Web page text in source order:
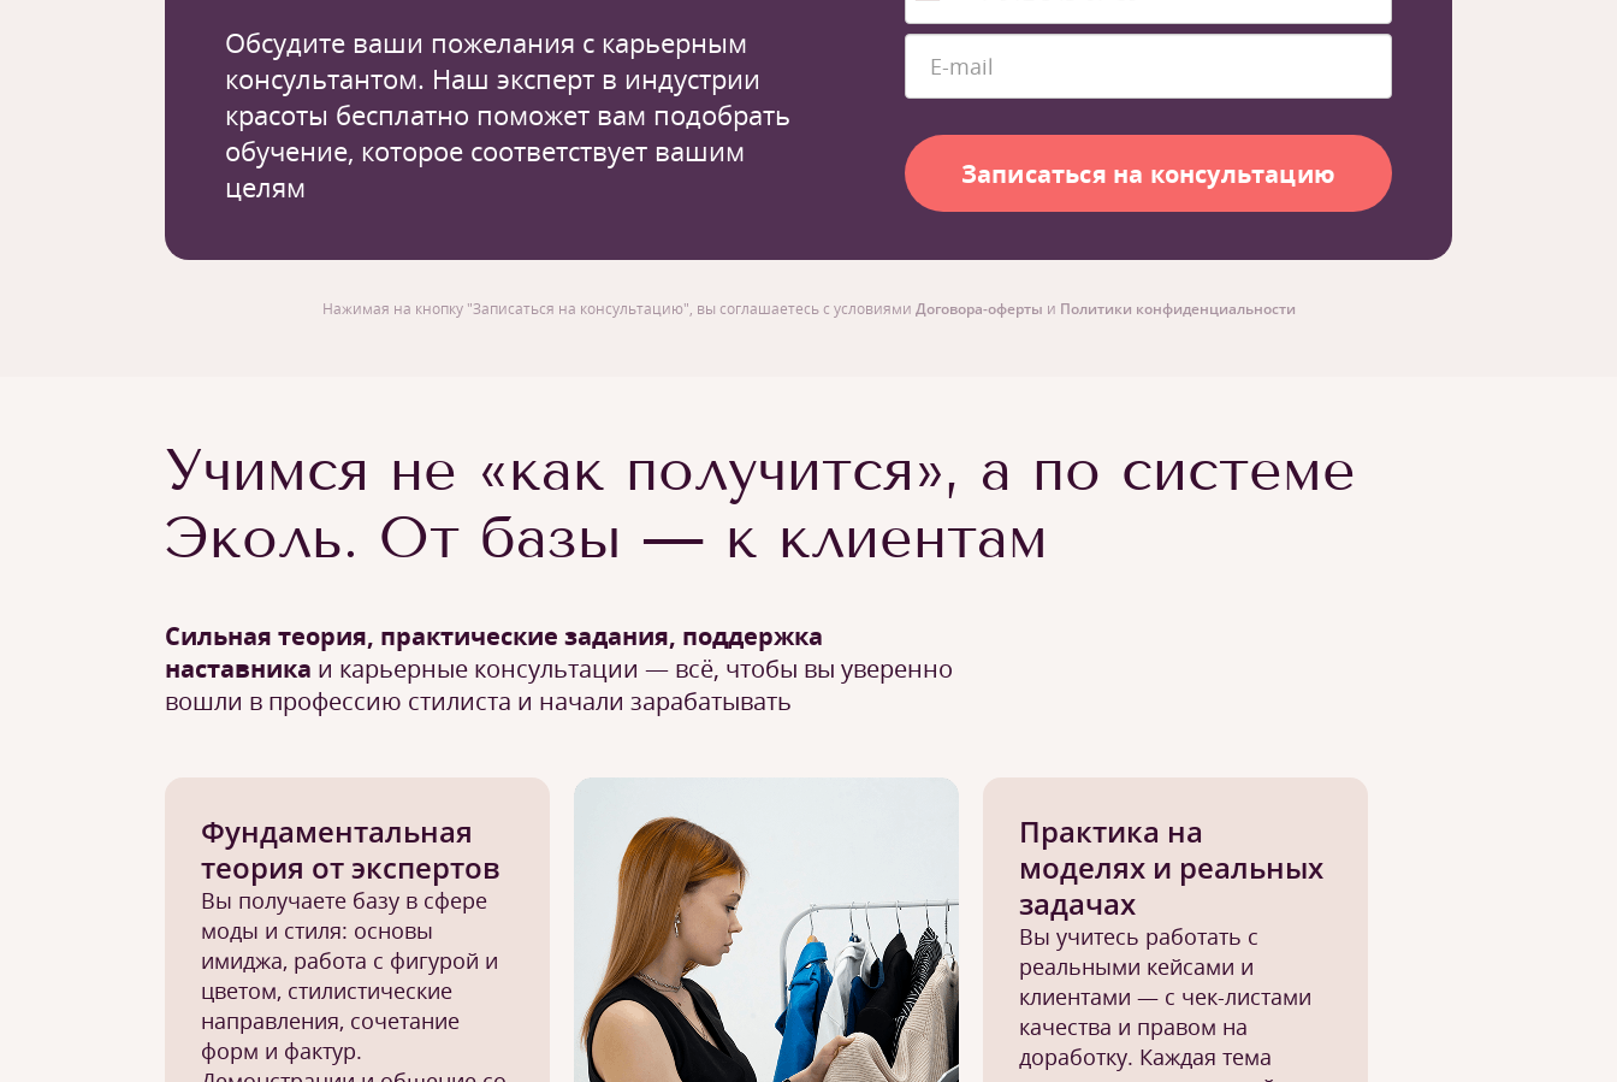
Обсудите ваши пожелания с карьерным
консультантом. Наш эксперт в индустрии
красоты бесплатно поможет вам подобрать
обучение, которое соответствует вашим
целям
Нажимая на кнопку "Записаться на консультацию", вы соглашаетесь с условиями Договора-оферты и Политики конфиденциальности
Учимся не «как получится», а по системе
Эколь. От базы — к клиентам
Сильная теория, практические задания, поддержка
наставника и карьерные консультации — всё, чтобы вы уверенно
вошли в профессию стилиста и начали зарабатывать
Фундаментальная
теория от экспертов
Вы получаете базу в сфере
моды и стиля: основы
имиджа, работа с фигурой и
цветом, стилистические
направления, сочетание
форм и фактур.
Практика на
моделях и реальных
задачах
Вы учитесь работать с
реальными кейсами и
клиентами — с чек-листами
качества и правом на
доработку. Каждая тема